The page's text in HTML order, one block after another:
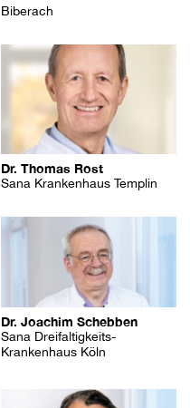
Biberach
Dr. Thomas Rost
Sana Krankenhaus Templin
Dr. Joachim Schebben
Sana Dreifaltigkeits-
Krankenhaus Köln